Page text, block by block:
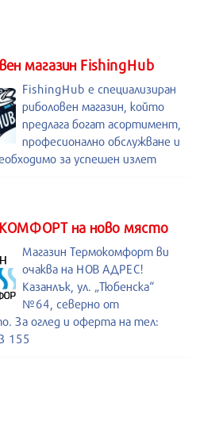
магазин FishingHub
FishingHub е специализиран
риболовен магазин, който
предлага богат асортимент,
професионално обслужване и
за успешен излет
на ново място
Магазин Термокомфорт ви
очаква на НОВ АДРЕС!
Казанлък, ул. „Тюбенска“
№64, северно от
За оглед и оферта на тел:
155